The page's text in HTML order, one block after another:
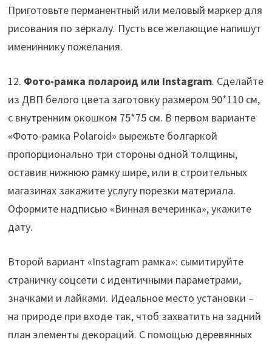
Приготовьте перманентный или меловый маркер для
рисования по зеркалу. Пусть все желающие напишут
имениннику пожелания.
12. Фото-рамка полароид или Instagram. Сделайте
из ДВП белого цвета заготовку размером 90*110 см,
с внутренним окошком 75*75 см. В первом варианте
«Фото-рамка Polaroid» вырежьте болгаркой
пропорционально три стороны одной толщины,
оставив нижнюю рамку шире, или в строительных
магазинах закажите услугу порезки материала.
Оформите надписью «Винная вечеринка», укажите
дату.
Второй вариант «Instagram рамка»: сымитируйте
страничку соцсети с идентичными параметрами,
значками и лайками. Идеальное место установки –
на природе при входе так, чтоб захватить на задний
план элементы декораций. С помощью деревянных